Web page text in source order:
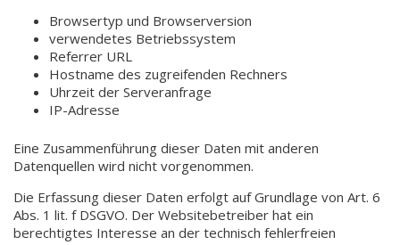
Browsertyp und Browserversion
verwendetes Betriebssystem
Referrer URL
Hostname des zugreifenden Rechners
Uhrzeit der Serveranfrage
IP-Adresse
Eine Zusammenführung dieser Daten mit anderen
Datenquellen wird nicht vorgenommen.
Die Erfassung dieser Daten erfolgt auf Grundlage von Art. 6
Abs. 1 lit. f DSGVO. Der Websitebetreiber hat ein
berechtigtes Interesse an der technisch fehlerfreien